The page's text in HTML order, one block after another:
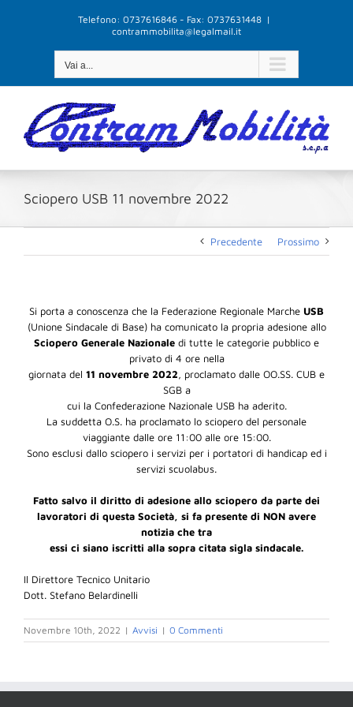
Telefono: 0737616846 - Fax: 0737631448 |
contrammobilita@legalmail.it
Vai a...
Sciopero USB 11 novembre 2022
Precedente Prossimo
Si porta a conoscenza che la Federazione Regionale Marche USB
(Unione Sindacale di Base) ha comunicato la propria adesione allo
Sciopero Generale Nazionale di tutte le categorie pubblico e
privato di 4 ore nella
giornata del 11 novembre 2022 , proclamato dalle OO.SS. CUB e
SGB a
cui la Confederazione Nazionale USB ha aderito.
La suddetta O.S. ha proclamato lo sciopero del personale
viaggiante dalle ore 11:00 alle ore 15:00.
Sono esclusi dallo sciopero i servizi per i portatori di handicap ed i
servizi scuolabus.
Fatto salvo il diritto di adesione allo sciopero da parte dei
lavoratori di questa Società, si fa presente di NON avere
notizia che tra
essi ci siano iscritti alla sopra citata sigla sindacale.
Il Direttore Tecnico Unitario
Dott. Stefano Belardinelli
Novembre 10th, 2022 | Avvisi | 0 Commenti